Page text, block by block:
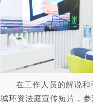
在工作人员的解说
城环资法庭宣传短片，